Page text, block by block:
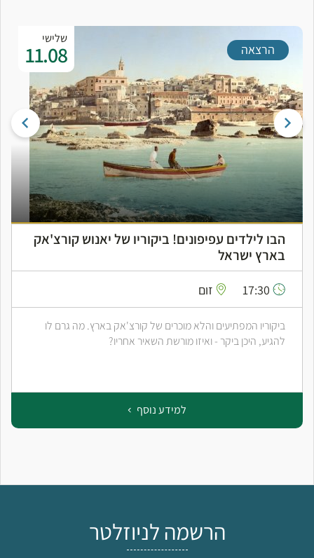
שלישי
11.08 הרצאה
הבו לילדים עפיפונים! ביקוריו של יאנוש קורצ'אק
בארץ ישראל
זום
ביקוריו המפתיעים והלא מוכרים של קורצ'אק בארץ. מה גרם לו
להגיע, היכן ביקר - ואיזו מורשת השאיר אחריו?
למידע נוסף
הרשמה לניוזלטר